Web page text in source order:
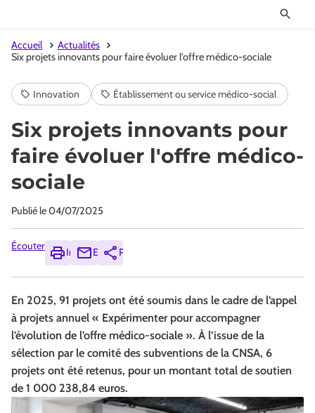
Accueil
Actualités
Six projets innovants pour faire évoluer l'offre médico-sociale
Six projets innovants pour
faire évoluer l'offre médico-
sociale
Publié le04/07/2025
Écouter
ImprimerEnvoyerPartager
En 2025, 91 projets ont été soumis dans le cadre de l’appel
à projets annuel « Expérimenter pour accompagner
l’évolution de l’offre médico-sociale ». À l’issue de la
sélection par le comité des subventions de la CNSA, 6
projets ont été retenus, pour un montant total de soutien
de 1 000 238,84 euros.